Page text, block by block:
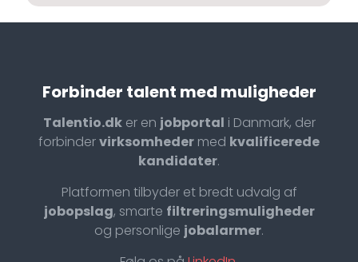
Forbinder talent med muligheder
Talentio.dker en jobportal i Danmark, der
forbindervirksomheder med kvalificerede
kandidater.
Platformen tilbyder et bredt udvalg af
jobopslag, smarte filtreringsmuligheder
og personlige jobalarmer.